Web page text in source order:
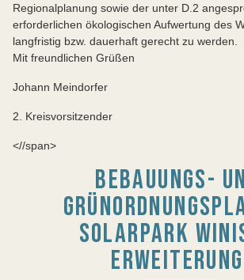
Regionalplanung sowie der unter D.2
erforderlichen ökologischen Aufwertung des
langfristig bzw. dauerhaft gerecht zu werden.
Mit freundlichen Grüßen
Johann Meindorfer
2. Kreisvorsitzender
<//span>
BEBAUUNGS-
SOLARPARK
ERWEITERUNG